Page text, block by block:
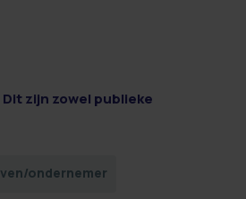
zijn zowel publieke
ondernemer